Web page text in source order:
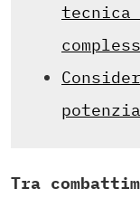
tecnica
Tra